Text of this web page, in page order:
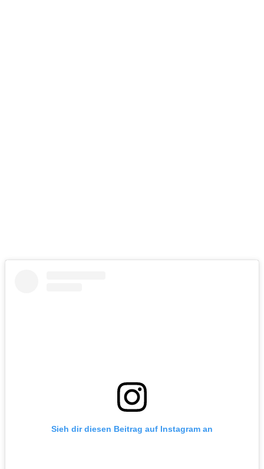
Sieh dir diesen Beitrag auf Instagram an